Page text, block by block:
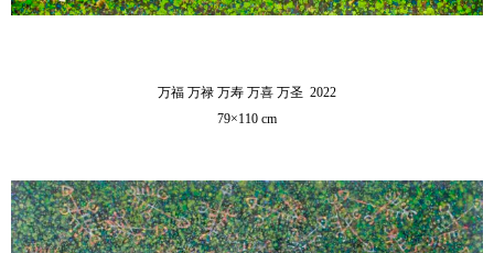
万福 万禄 万寿 万喜 万圣 2022
79×110 cm